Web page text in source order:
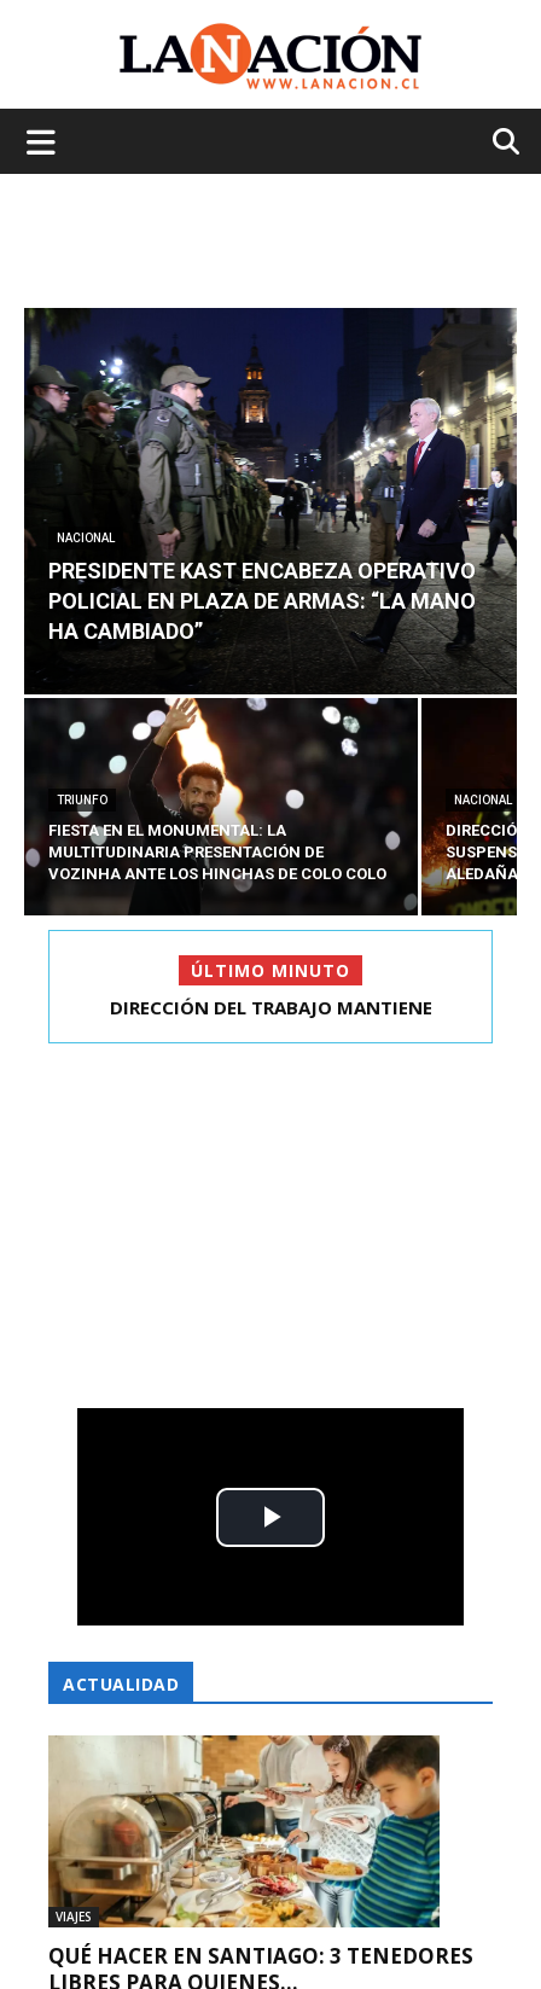
NACIONAL
PRESIDENTE KAST ENCABEZA OPERATIVO
POLICIAL EN PLAZA DE ARMAS: “LA MANO
HA CAMBIADO”
TRIUNFO
FIESTA EN EL MONUMENTAL: LA
MULTITUDINARIA PRESENTACIÓN DE
VOZINHA ANTE LOS HINCHAS DE COLO COLO
NACIONAL
DIRECCIÓN
ALEDAÑAS
ÚLTIMO MINUTO
PRESIDENTE KAST ENCABEZA OPERATIVO
ACTUALIDAD
VIAJES
QUÉ HACER EN SANTIAGO: 3 TENEDORES
LIBRES PARA QUIENES...